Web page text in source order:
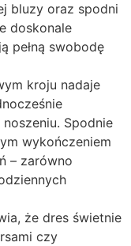
bluzy oraz spodni
doskonale
pełną swobodę
kroju nadaje
Spodnie
wykończeniem
– zarówno
że dres świetnie
czy